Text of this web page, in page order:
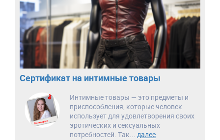
Сертификат на интимные товары
Интимные товары — это предметы и
приспособления, которые человек
использует для удовлетворения своих
эротических и сексуальных
потребностей. Так... далее